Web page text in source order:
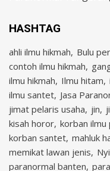
HASHTAG
ahli ilmu hikmah Bulu
contoh ilmu hikmah
ilmu hikmah Ilmu hitam
ilmu santet Jasa
jimat pelaris usaha jin
kisah horor korban
korban santet mahluk
memikat lawan jenis
paranormal banten